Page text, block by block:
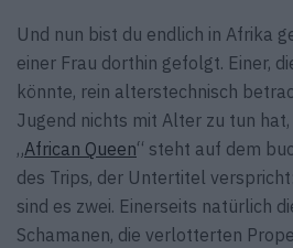
Und nun bist du endlich in Afrika
einer Frau dorthin gefolgt. Einer,
könnte, rein alterstechnisch
Jugend nichts mit Alter zu tun
„African Queen“ steht auf dem
des Trips, der Untertitel
sind es zwei. Einerseits natürlich
Schamanen, die verlotterten